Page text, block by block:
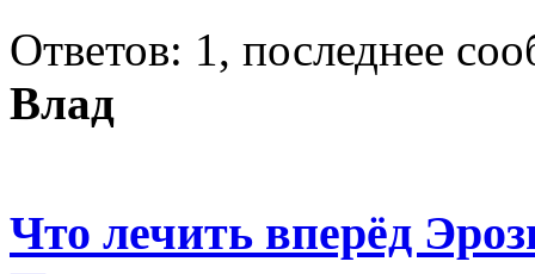
Ответов: 1, последнее
Влад
Что лечить вперёд